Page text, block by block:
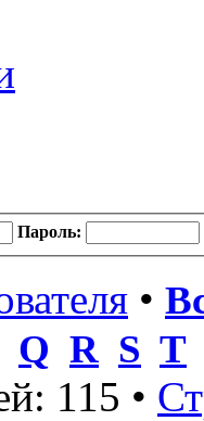
Пароль:
•
Q R S T
115 •